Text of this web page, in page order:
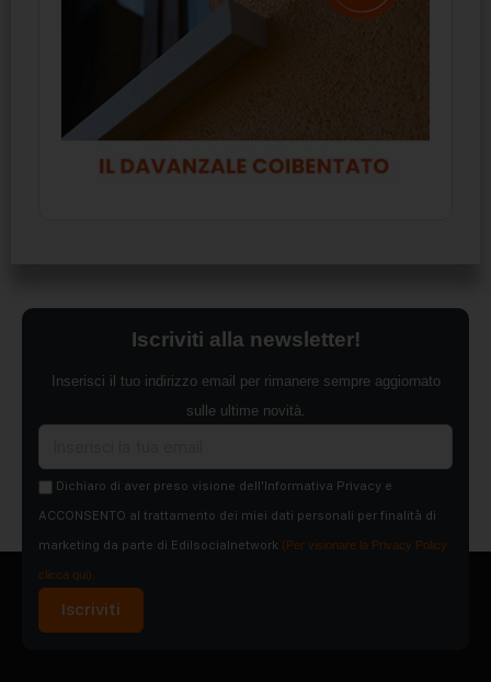
Iscriviti alla newsletter!
Inserisci il tuo indirizzo email per rimanere sempre aggiornato
sulle ultime novità.
Dichiaro di aver preso visione dell'Informativa Privacy e
ACCONSENTO al trattamento dei miei dati personali per finalità di
marketing da parte di Edilsocialnetwork (Per visionare la Privacy Policy
clicca qui).
Iscriviti